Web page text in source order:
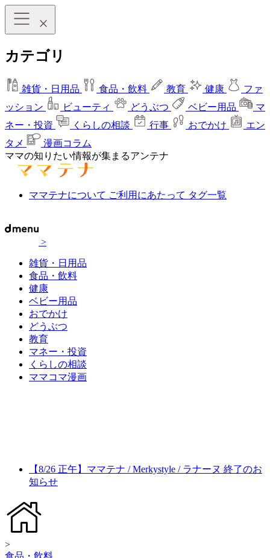
カテゴリ
雑貨・日用品 食品・飲料 教育 健康
ファ
ッション
ビューティ どうぶつ ベビー用品
マ
ネー・投資
くらしの相談 行事 おでかけ
エン
タメ
漫画コラム
ママの知りたい情報が集まるアンテナ
ママテナについて ご利用にあたって タグ一覧
>
雑貨・日用品
食品・飲料
健康
ベビー用品
おでかけ
どうぶつ
教育
マネー・投資
くらしの相談
ママコマ漫画
【8/26 正午】ママテナ / Merkystyle / ラナーヌ 終了のお
知らせ
>
食品・飲料